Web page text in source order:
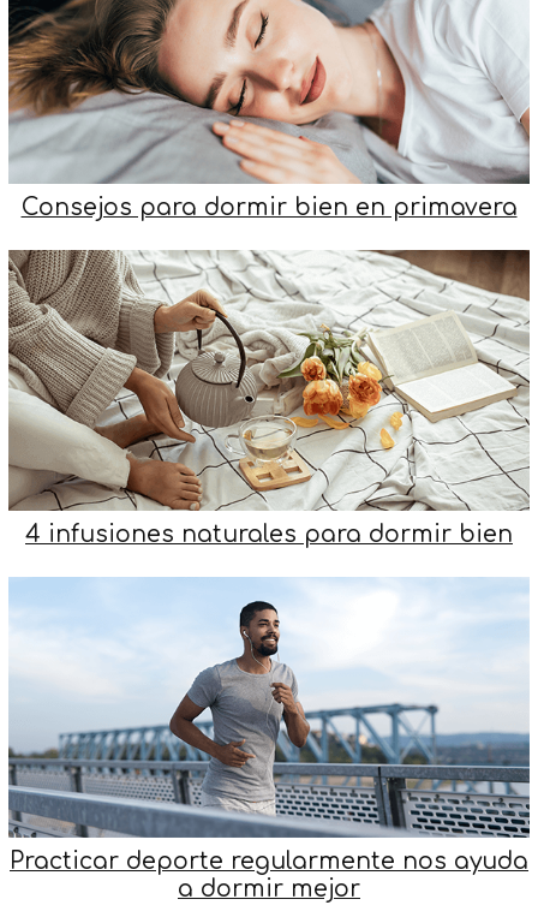
Consejos para dormir bien en primavera
4 infusiones naturales para dormir bien
Practicar deporte regularmente nos ayuda
a dormir mejor